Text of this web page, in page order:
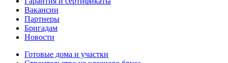
Вакансии
Партнеры
Бригадам
Новости
Готовые дома и участки